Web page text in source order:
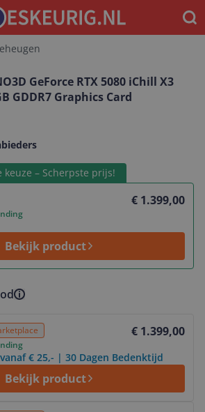
GeForce RTX 5080 iChill X3
GDDR7 Graphics Card
– Scherpste prijs!
€ 1.399,00
Bekijk product
€ 1.399,00
€ 25,- | 30 Dagen Bedenktijd
Bekijk product